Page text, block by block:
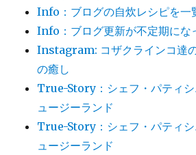
Info：ブログの自炊レシピを一
Info：ブログ更新が不定期にな
Instagram: コザクラインコ達
の癒し
True-Story：シェフ・パティ
ュージーランド
True-Story：シェフ・パティ
ュージーランド